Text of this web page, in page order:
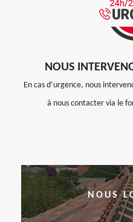
NOUS
En cas d’urgence, nous
à nous contacter via le
NOUS